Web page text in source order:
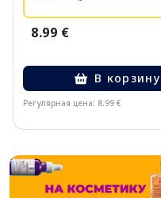
8.99 €
В корзину
Регулярная цена: 8.99 €